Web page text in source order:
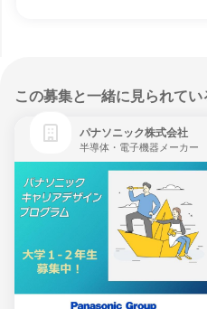
この募集と一緒に見られてい
パナソニック株式会社
半導体・電子機器メーカー